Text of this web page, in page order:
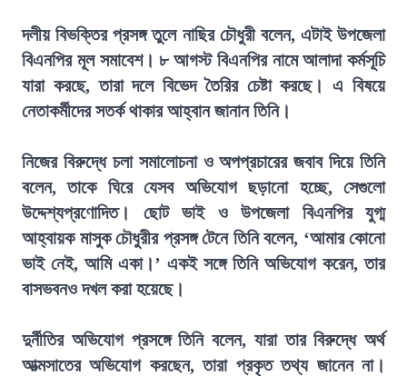
দলীয় বিভক্তির প্রসঙ্গ তুলে নাছির চৌধুরী বলেন, এটাই উপজেলা
বিএনপির মূল সমাবেশ। ৮ আগস্ট বিএনপির নামে আলাদা কর্মসূচি
যারা করছে, তারা দলে বিভেদ তৈরির চেষ্টা করছে। এ বিষয়ে
নেতাকর্মীদের সতর্ক থাকার আহ্বান জানান তিনি।
নিজের বিরুদ্ধে চলা সমালোচনা ও অপপ্রচারের জবাব দিয়ে তিনি
বলেন, তাকে ঘিরে যেসব অভিযোগ ছড়ানো হচ্ছে, সেগুলো
উদ্দেশ্যপ্রণোদিত। ছোট ভাই ও উপজেলা বিএনপির যুগ্ম
আহ্বায়ক মাসুক চৌধুরীর প্রসঙ্গ টেনে তিনি বলেন, ‘আমার কোনো
ভাই নেই, আমি একা।’ একই সঙ্গে তিনি অভিযোগ করেন, তার
বাসভবনও দখল করা হয়েছে।
দুর্নীতির অভিযোগ প্রসঙ্গে তিনি বলেন, যারা তার বিরুদ্ধে অর্থ
আত্মসাতের অভিযোগ করছেন, তারা প্রকৃত তথ্য জানেন না।